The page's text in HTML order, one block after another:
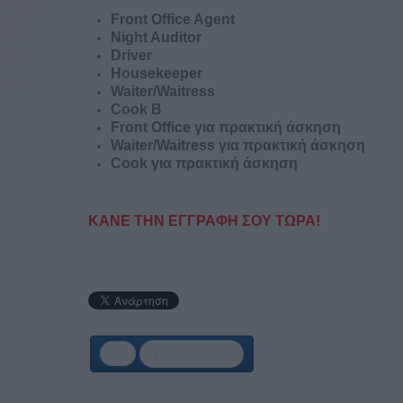
Front Office Agent
Night Auditor
Driver
Housekeeper
Waiter/Waitress
Cook B
Front Office για πρακτική άσκηση
Waiter/Waitress για πρακτική άσκηση
Cook για πρακτική άσκηση
ΚΑΝΕ ΤΗΝ ΕΓΓΡΑΦΗ ΣΟΥ ΤΩΡΑ!